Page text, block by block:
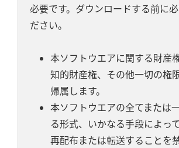
必要です。ダウンロードする前に
ださい。
本ソフトウエアに関する財産
知的財産権、その他一切の権
帰属します。
本ソフトウエアの全てまたは
る形式、いかなる手段によっ
再配布または転送することを禁